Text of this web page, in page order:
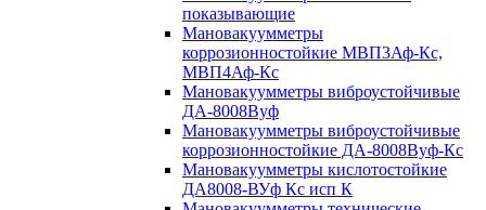
показывающие
Мановакуумметры
коррозионностойкие МВП3Аф-Кс,
МВП4Аф-Кс
Мановакуумметры виброустойчивые
ДА-8008Вуф
Мановакуумметры виброустойчивые
коррозионностойкие ДА-8008Вуф-Кс
Мановакуумметры кислотостойкие
ДА8008-ВУф Кс исп К